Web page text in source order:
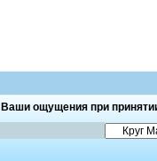
Ваши ощущения при